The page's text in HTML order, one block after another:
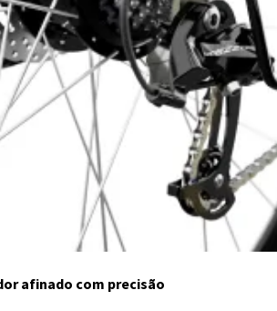
afinado com precisão